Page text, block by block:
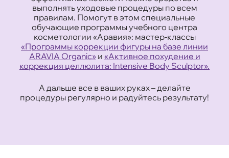
выполнять уходовые процедуры по всем
правилам. Помогут в этом специальные
обучающие программы учебного центра
косметологии «Аравия»: мастер-классы
«Программы коррекции фигуры на базе линии
ARAVIA Organic»и «Активное похудение и
коррекция целлюлита: Intensive Body Sculptor».
А дальше все в ваших руках – делайте
процедуры регулярно и радуйтесь результату!